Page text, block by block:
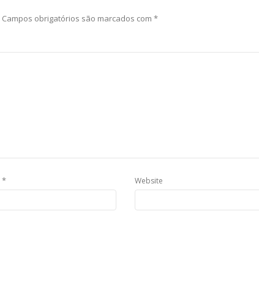
Campos obrigatórios são marcados com *
* Website